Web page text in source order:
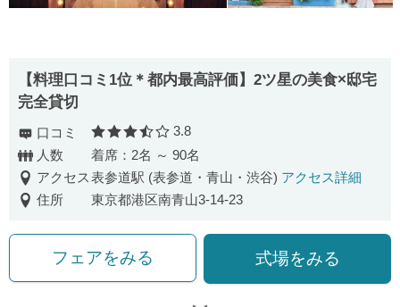
【料理口コミ1位＊都内最高評価】2ツ星の美食×邸宅
完全貸切
口コミ 口コミ評価
3.8
人数
着席：2名 ～ 90名
アクセス表参道駅 (表参道・青山・渋谷) アクセス詳細
住所
東京都港区南青山3-14-23
フェアをみる 式場をみる